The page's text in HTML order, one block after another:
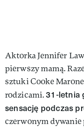
Aktorka Jennifer
pierwszy mamą.
sztuki Cooke
rodzicami.31-letnia
sensację podczas
czerwonym dywanie